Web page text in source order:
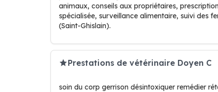
animaux, conseils aux propriétaires,
spécialisée, surveillance alimentaire, suivi des
(Saint-Ghislain).
Prestations de vétérinaire Doyen C
soin du corp gerrison désintoxiquer remédier